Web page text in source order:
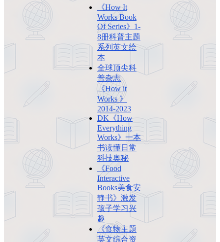
《How It
Works Book
Of Series》1-
8册科普主题
系列英文绘
本
全球顶尖科
普杂志
《How it
Works 》
2014-2023
DK《How
Everything
Works》一本
书读懂日常
科技奥秘
《Food
Interactive
Books美食安
静书》激发
孩子学习兴
趣
《食物主题
英文综合资